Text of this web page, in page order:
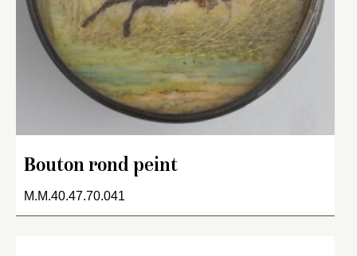
Bouton rond peint
M.M.40.47.70.041